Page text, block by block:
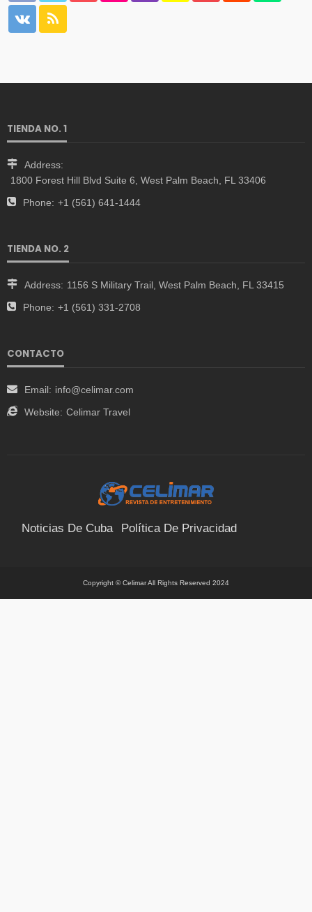
TIENDA NO. 1
Address:
1800 Forest Hill Blvd Suite 6, West Palm Beach, FL 33406
Phone: +1 (561) 641-1444
TIENDA NO. 2
Address: 1156 S Military Trail, West Palm Beach, FL 33415
Phone: +1 (561) 331-2708
CONTACTO
Email: info@celimar.com
Website: Celimar Travel
Noticias De Cuba Política De Privacidad
Copyright © Celimar All Rights Reserved 2024